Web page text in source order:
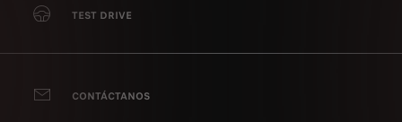
TEST DRIVE
CONTÁCTANOS